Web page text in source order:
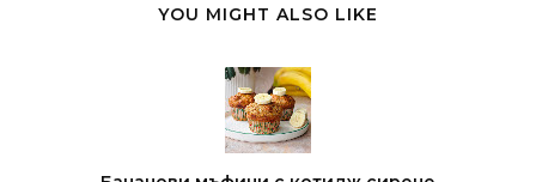
YOU MIGHT ALSO LIKE